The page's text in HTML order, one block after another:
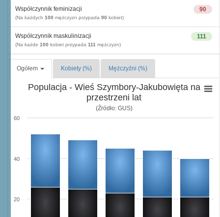
90
Współczynnik feminizacji
(Na każdych 100 mężczyzn przypada 90 kobiet)
111
Współczynnik maskulinizacji
(Na każde 100 kobiet przypada 111 mężczyzn)
Ogółem Kobiety (%) Mężczyźni (%)
Populacja - Wieś Szymbory-Jakubowięta na
przestrzeni lat
(Źródło: GUS)
20
40
60